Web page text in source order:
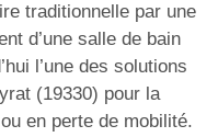
traditionnelle par une
d’une salle de bain
l’une des solutions
(19330) pour la
en perte de mobilité.